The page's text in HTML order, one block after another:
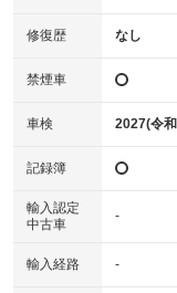
修復歴 なし
禁煙車
車検 2027(令
記録簿
輸入認定
中古車
-
輸入経路 -